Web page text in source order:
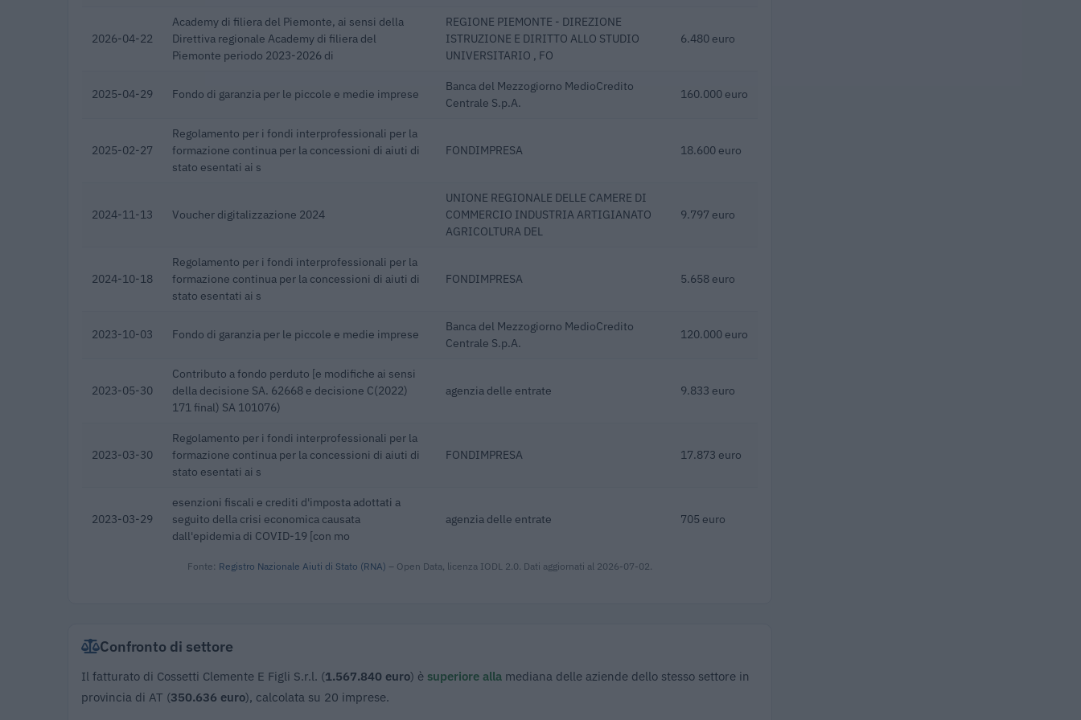
2026-04-22
Academy di filiera del Piemonte, ai sensi della
Direttiva regionale Academy di filiera del
Piemonte periodo 2023-2026 di
REGIONE PIEMONTE - DIREZIONE
ISTRUZIONE E DIRITTO ALLO STUDIO
UNIVERSITARIO , FO
6.480 euro
2025-04-29 Fondo di garanzia per le piccole e medie imprese
Banca del Mezzogiorno MedioCredito
Centrale S.p.A.
160.000 euro
2025-02-27
Regolamento per i fondi interprofessionali per la
formazione continua per la concessioni di aiuti di
stato esentati ai s
FONDIMPRESA 18.600 euro
2024-11-13 Voucher digitalizzazione 2024
UNIONE REGIONALE DELLE CAMERE DI
COMMERCIO INDUSTRIA ARTIGIANATO
AGRICOLTURA DEL
9.797 euro
2024-10-18
Regolamento per i fondi interprofessionali per la
formazione continua per la concessioni di aiuti di
stato esentati ai s
FONDIMPRESA 5.658 euro
2023-10-03 Fondo di garanzia per le piccole e medie imprese
Banca del Mezzogiorno MedioCredito
Centrale S.p.A.
120.000 euro
2023-05-30
Contributo a fondo perduto [e modifiche ai sensi
della decisione SA. 62668 e decisione C(2022)
171 final) SA 101076)
agenzia delle entrate 9.833 euro
2023-03-30
Regolamento per i fondi interprofessionali per la
formazione continua per la concessioni di aiuti di
stato esentati ai s
FONDIMPRESA 17.873 euro
2023-03-29
esenzioni fiscali e crediti d'imposta adottati a
seguito della crisi economica causata
dall'epidemia di COVID-19 [con mo
agenzia delle entrate 705 euro
Fonte: Registro Nazionale Aiuti di Stato (RNA) – Open Data, licenza IODL 2.0. Dati aggiornati al 2026-07-02.
Confronto di settore
Il fatturato di Cossetti Clemente E Figli S.r.l. (1.567.840 euro) è superiore alla mediana delle aziende dello stesso settore in
provincia di AT (350.636 euro), calcolata su 20 imprese.